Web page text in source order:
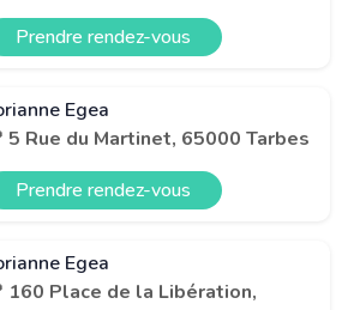
Prendre rendez-vous
Egea
5 Rue du Martinet, 65000 Tarbes
Prendre rendez-vous
Egea
160 Place de la Libération,